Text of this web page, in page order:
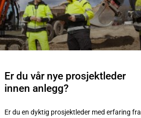
Er du vår nye prosjektleder
innen anlegg?
Er du en dyktig prosjektleder med erfaring fra